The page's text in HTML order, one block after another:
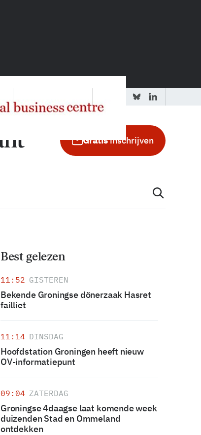
Gratisinschrijven
Best gelezen
11:52 GISTEREN
Bekende Groningse dönerzaak Hasret
failliet
11:14 DINSDAG
Hoofdstation Groningen heeft nieuw
OV-informatiepunt
09:04 ZATERDAG
Groningse 4daagse laat komende week
duizenden Stad en Ommeland
ontdekken